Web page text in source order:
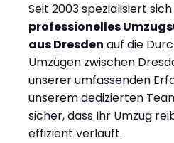
Seit 2003 spezialisiert
professionelles
aus Dresden auf die
Umzügen zwischen
unserer umfassenden
unserem dedizierten
sicher, dass Ihr Umzug
effizient verläuft.